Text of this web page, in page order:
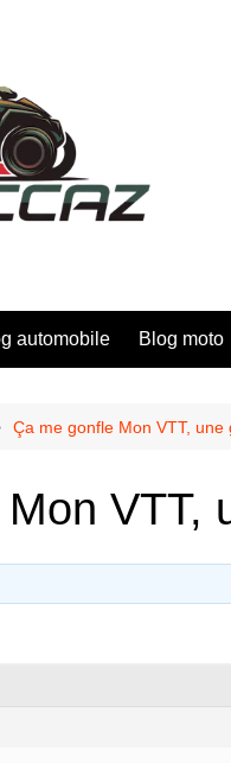
automobile Blog moto
Ça me gonfle Mon VTT, une
VTT,